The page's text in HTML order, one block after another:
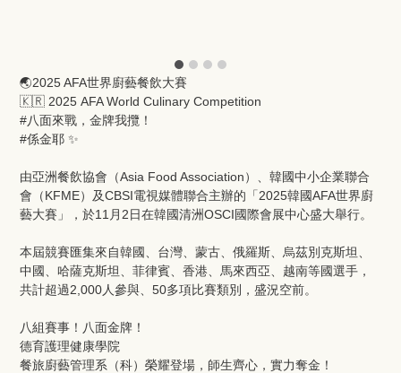
🌏2025 AFA世界廚藝餐飲大賽
🇰🇷 2025 AFA World Culinary Competition
#八面來戰，金牌我攬！
#係金耶 ✨
由亞洲餐飲協會（Asia Food Association）、韓國中小企業聯合
會（KFME）及CBSI電視媒體聯合主辦的「2025韓國AFA世界廚
藝大賽」，於11月2日在韓國清洲OSCI國際會展中心盛大舉行。
本屆競賽匯集來自韓國、台灣、蒙古、俄羅斯、烏茲別克斯坦、
中國、哈薩克斯坦、菲律賓、香港、馬來西亞、越南等國選手，
共計超過2,000人參與、50多項比賽類別，盛況空前。
八組賽事！八面金牌！
德育護理健康學院
餐旅廚藝管理系（科）榮耀登場，師生齊心，實力奪金！